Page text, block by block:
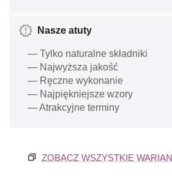
Nasze atuty
— Tylko naturalne składniki
— Najwyższa jakość
— Ręczne wykonanie
— Najpiękniejsze wzory
— Atrakcyjne terminy
ZOBACZ WSZYSTKIE